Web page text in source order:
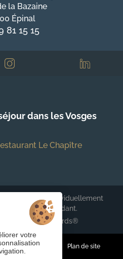
la Bazaine
Épinal
81 15 15
dans les Vosges
Le Chapître
Hotels est individuellement
indépendant.
Best Western Rewards®
Mentions légales
Plan de site
Web créateur
votre